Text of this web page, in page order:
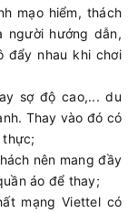
mạo hiểm, thách
người hướng dẫn,
đẩy nhau khi chơi
sợ độ cao,... du
Thay vào đó có
thực;
nên mang đầy
áo để thay;
mạng Viettel có